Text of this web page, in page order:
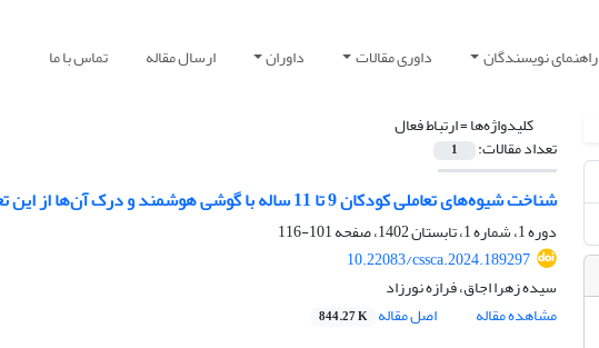
راهنمای نویسندگان داوری مقالات داوران ارسال مقاله تماس با ما
کلیدواژه‌ها =ارتباط فعال
تعداد مقالات: 1
شناخت شیوه‌های تعاملی کودکان 9 تا 11 ساله با گوشی هوشمند و درک آن‌ها از این تعامل
دوره 1، شماره 1، تابستان 1402، صفحه
101-116
10.22083/cssca.2024.189297
سیده زهرا اجاق، فرازه نورزاد
مشاهده مقاله
اصل مقاله 844.27 K